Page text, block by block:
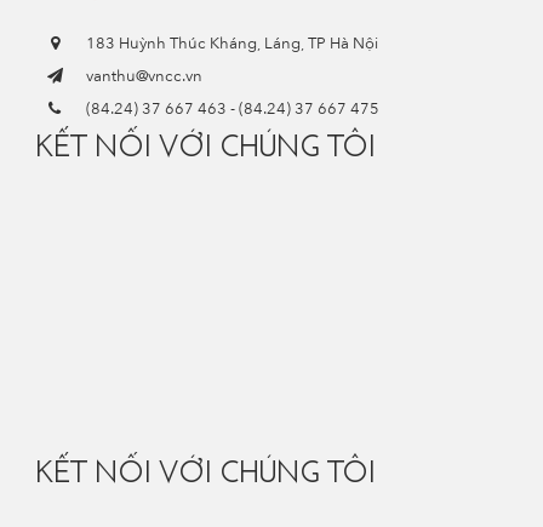
183 Huỳnh Thúc Kháng, Láng, TP Hà Nội
vanthu@vncc.vn
(84.24) 37 667 463 -(84.24) 37 667 475
KẾT NỐI VỚI CHÚNG TÔI
KẾT NỐI VỚI CHÚNG TÔI